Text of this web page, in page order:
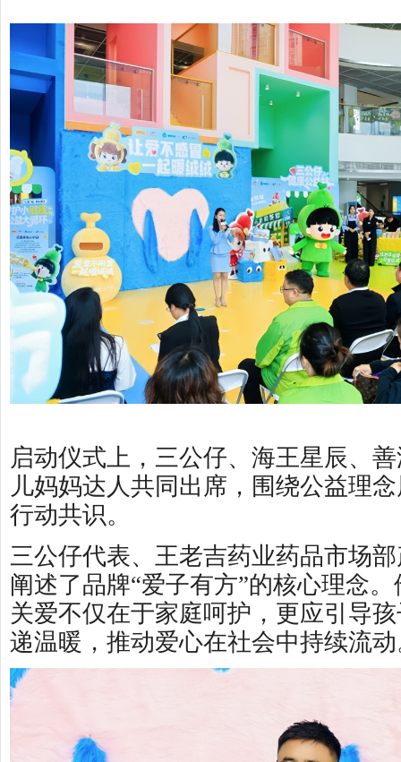
启动仪式上，三公仔、海王星辰、
儿妈妈达人共同出席，围绕公益理
行动共识。
三公仔代表、王老吉药业药品市场
阐述了品牌“爱子有方”的核心理念
关爱不仅在于家庭呵护，更应引导
递温暖，推动爱心在社会中持续流